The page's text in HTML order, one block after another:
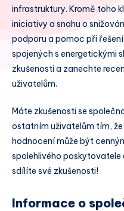
infrastruktury. Kromě toho
iniciativy a snahu o
podporu a pomoc při
spojených s energetickými
zkušenosti a zanechte
uživatelům.
Máte zkušenosti se
ostatním uživatelům tím,
hodnocení může být
spolehlivého poskytovatele
sdílíte své zkušenosti!
Informace o